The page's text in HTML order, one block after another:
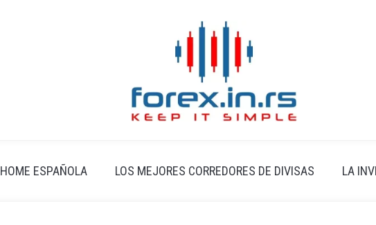
HOME ESPAÑOLA LOS MEJORES CORREDORES DE DIVISAS LA